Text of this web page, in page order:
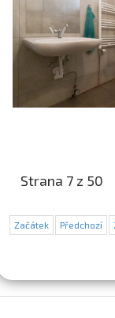
Strana 7 z 50
Začátek Předchozí